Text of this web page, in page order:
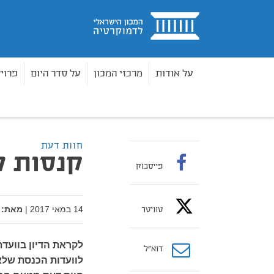
בית
על אודות מרכזי המכון על סדר היום
חוות דעת
קנסות
14 במאי 2017 | מאת:
לקראת הדיון
לוועדות הכנסת
פייסבוק
טוויטר
דוא”ל